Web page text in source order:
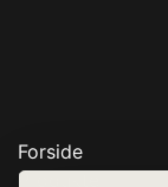
Forside
Produkter